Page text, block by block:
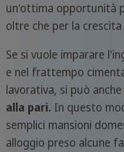
un'ottima opportunità
oltre che per la crescita
Se si vuole imparare
e nel frattempo
lavorativa, si può anche
alla pari. In questo
semplici mansioni
alloggio preso alcune